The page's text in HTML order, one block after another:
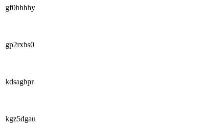
gf0hhhhy
gp2rxbs0
kdsagbpr
kgz5dgau